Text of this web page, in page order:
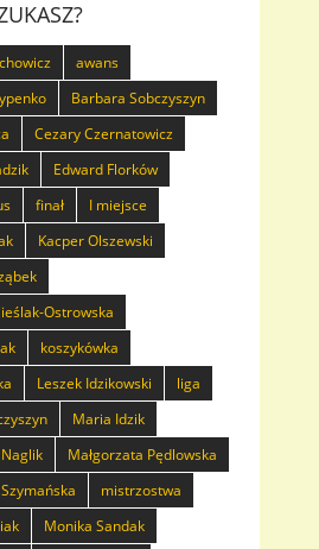
awans
Barbara Sobczyszyn
Cezary Czernatowicz
Edward Florków
finał
I miejsce
Kacper Olszewski
Ostrowska
koszykówka
Leszek Idzikowski
liga
Maria Idzik
Małgorzata Pędlowska
mistrzostwa
Monika Sandak